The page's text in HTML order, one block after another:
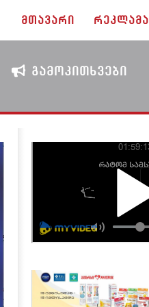
ᲛᲗᲐᲕᲐᲠᲘ ᲠᲔᲙᲚᲐᲛᲐ
ᲒᲐᲛᲝᲙᲘᲗᲮᲕᲔᲑᲘ